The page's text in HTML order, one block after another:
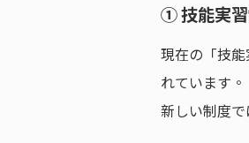
① 技能実
現在の「技
れています。
新しい制度で